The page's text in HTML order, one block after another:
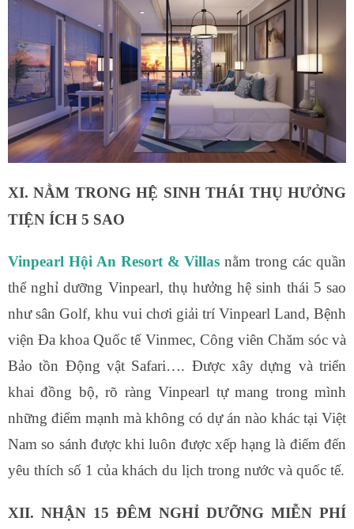
XI. NẰM TRONG HỆ SINH THÁI THỤ HƯỞNG
TIỆN ÍCH 5 SAO
Vinpearl Hội An Resort & Villas nằm trong các quần
thể nghỉ dưỡng Vinpearl, thụ hưởng hệ sinh thái 5 sao
như sân Golf, khu vui chơi giải trí Vinpearl Land, Bệnh
viện Đa khoa Quốc tế Vinmec, Công viên Chăm sóc và
Bảo tồn Động vật Safari…. Được xây dựng và triển
khai đồng bộ, rõ ràng Vinpearl tự mang trong mình
những điểm mạnh mà không có dự án nào khác tại Việt
Nam so sánh được khi luôn được xếp hạng là điểm đến
yêu thích số 1 của khách du lịch trong nước và quốc tế.
XII. NHẬN 15 ĐÊM NGHỈ DƯỠNG MIỄN PHÍ